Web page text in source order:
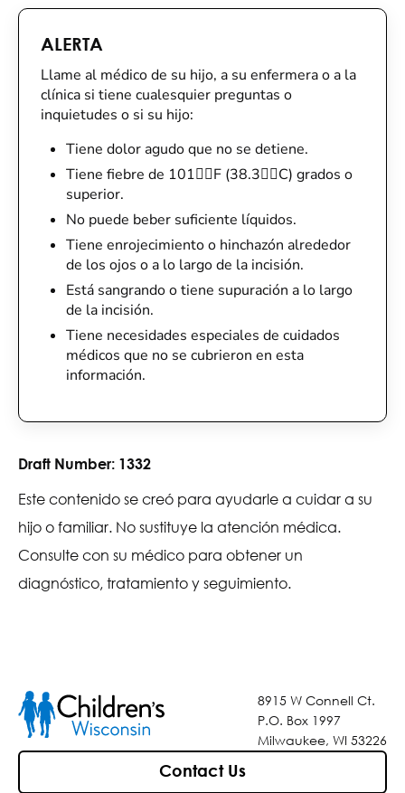
ALERTA
Llame al médico de su hijo, a su enfermera o a la
clínica si tiene cualesquier preguntas o
inquietudes o si su hijo:
Tiene dolor agudo que no se detiene.
Tiene fiebre de 101F (38.3C) grados o
superior.
No puede beber suficiente líquidos.
Tiene enrojecimiento o hinchazón alrededor
de los ojos o a lo largo de la incisión.
Está sangrando o tiene supuración a lo largo
de la incisión.
Tiene necesidades especiales de cuidados
médicos que no se cubrieron en esta
información.
Draft Number: 1332
Este contenido se creó para ayudarle a cuidar a su
hijo o familiar. No sustituye la atención médica.
Consulte con su médico para obtener un
diagnóstico, tratamiento y seguimiento.
8915 W Connell Ct.
P.O. Box 1997
Milwaukee, WI 53226
Contact Us